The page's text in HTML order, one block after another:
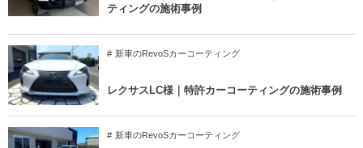
ティングの施術事例
新車のRevoSカーコーティング
レクサスLC様｜特許カーコーティングの施術事例
新車のRevoSカーコーティング